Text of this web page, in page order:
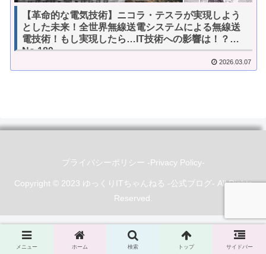
【革命的な電気技術】ニコラ・テスラが実現しよう
とした未来！全世界無線送電システムによる無線送
電技術！もし実現したら…IT技術への影響は！？
No.189
2026.03.07
プライバシーポリシー -Privacy Policy-
Copyright © 2023 ゆっくりITちゃんねる -公式ブログ- All Rights
Reserved.
メニュー ホーム 検索 トップ サイドバー